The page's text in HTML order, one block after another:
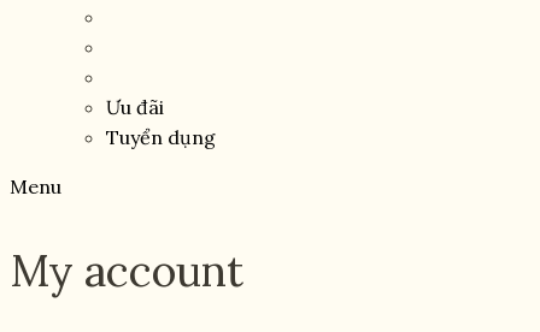
Ưu đãi
Tuyển dụng
Menu
My account